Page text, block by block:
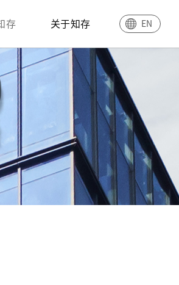
存 关于知存 EN